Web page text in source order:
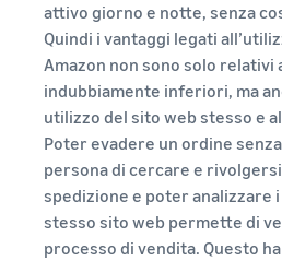
attivo giorno e notte, senza
Quindi i vantaggi legati
Amazon non sono solo relativi
indubbiamente inferiori, ma
utilizzo del sito web stesso e
Poter evadere un ordine
persona di cercare e
spedizione e poter analizzare
stesso sito web permette di
processo di vendita. Questo